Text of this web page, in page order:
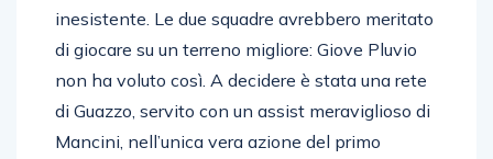
inesistente. Le due squadre avrebbero meritato
di giocare su un terreno migliore: Giove Pluvio
non ha voluto così. A decidere è stata una rete
di Guazzo, servito con un assist meraviglioso di
Mancini, nell’unica vera azione del primo